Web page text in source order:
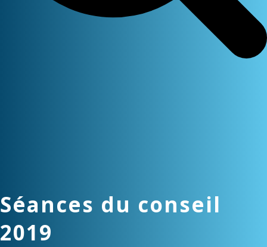
Séances du conseil
2019